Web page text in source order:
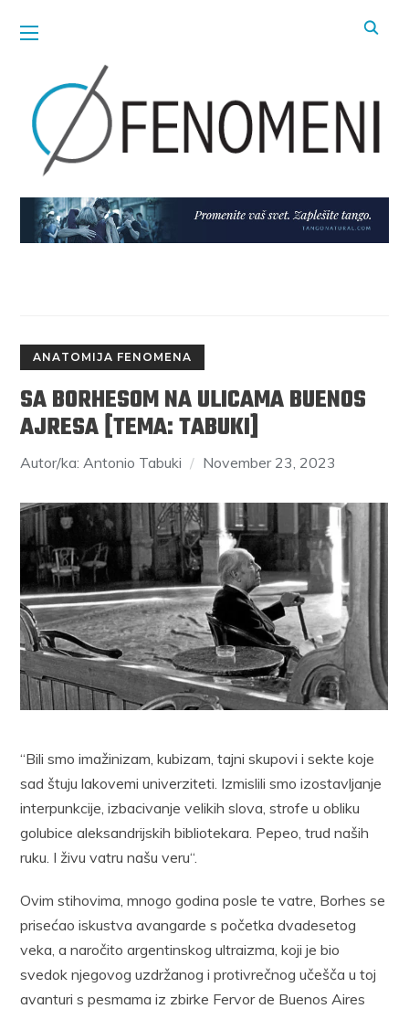
ANATOMIJA FENOMENA
SA BORHESOM NA ULICAMA BUENOS
AJRESA [TEMA: TABUKI]
Autor/ka: Antonio Tabuki November 23, 2023
“Bili smo imažinizam, kubizam, tajni skupovi i sekte koje
sad štuju lakovemi univerziteti. Izmislili smo izostavljanje
interpunkcije, izbacivanje velikih slova, strofe u obliku
golubice aleksandrijskih bibliotekara. Pepeo, trud naših
ruku. I živu vatru našu veru“.
Ovim stihovima, mnogo godina posle te vatre, Borhes se
prisećao iskustva avangarde s početka dvadesetog
veka, a naročito argentinskog ultraizma, koji je bio
svedok njegovog uzdržanog i protivrečnog učešča u toj
avanturi s pesmama iz zbirke Fervor de Buenos Aires